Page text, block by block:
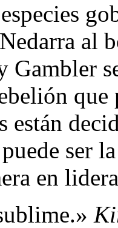
al
Gambler
están
ser
en